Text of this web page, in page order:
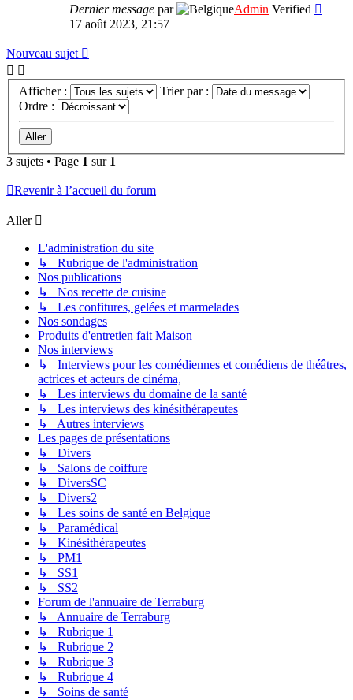
Dernier message par Admin Verified
17 août 2023, 21:57
Nouveau sujet
Afficher :
Trier par :
Ordre :
3 sujets • Page 1 sur 1
Revenir à l’accueil du forum
Aller
L'administration du site
↳ Rubrique de l'administration
Nos publications
↳ Nos recette de cuisine
↳ Les confitures, gelées et marmelades
Nos sondages
Produits d'entretien fait Maison
Nos interviews
↳ Interviews pour les comédiennes et comédiens de théâtres,
actrices et acteurs de cinéma,
↳ Les interviews du domaine de la santé
↳ Les interviews des kinésithérapeutes
↳ Autres interviews
Les pages de présentations
↳ Divers
↳ Salons de coiffure
↳ DiversSC
↳ Divers2
↳ Les soins de santé en Belgique
↳ Paramédical
↳ Kinésithérapeutes
↳ PM1
↳ SS1
↳ SS2
Forum de l'annuaire de Terraburg
↳ Annuaire de Terraburg
↳ Rubrique 1
↳ Rubrique 2
↳ Rubrique 3
↳ Rubrique 4
↳ Soins de santé